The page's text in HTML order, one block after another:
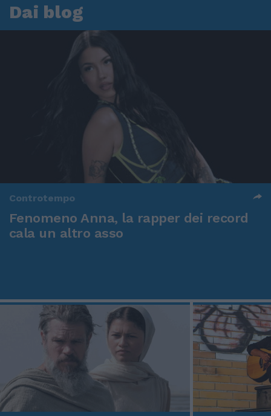
Dai blog
Controtempo
Fenomeno Anna, la rapper dei record
cala un altro asso